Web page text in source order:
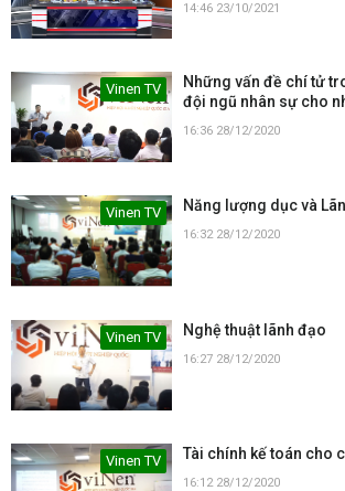
14:46 23/10/2021
Vinen TV
Những vấn đề chí tử
đội ngũ nhân sự cho
16:36 28/12/2020
Vinen TV Năng lượng dục và
16:32 28/12/2020
Vinen TV Nghệ thuật lãnh đạo
16:27 28/12/2020
Vinen TV Tài chính kế toán cho
16:12 28/12/2020